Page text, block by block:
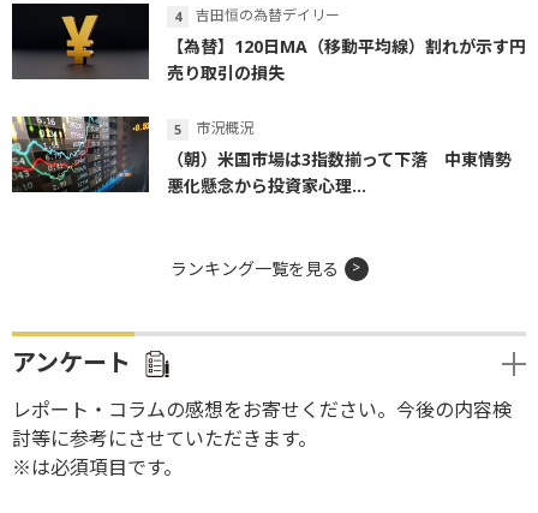
吉田恒の為替デイリー
【為替】120日MA（移動平均線）割れが示す円
売り取引の損失
市況概況
（朝）米国市場は3指数揃って下落 中東情勢
悪化懸念から投資家心理...
ランキング一覧を見る
アンケート
レポート・コラムの感想をお寄せください。今後の内容検
討等に参考にさせていただきます。
※は必須項目です。